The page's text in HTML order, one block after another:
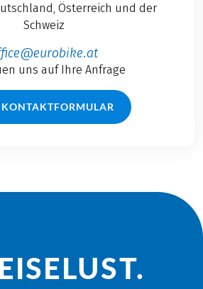
Österreich und der
Schweiz
uns auf Ihre Anfrage